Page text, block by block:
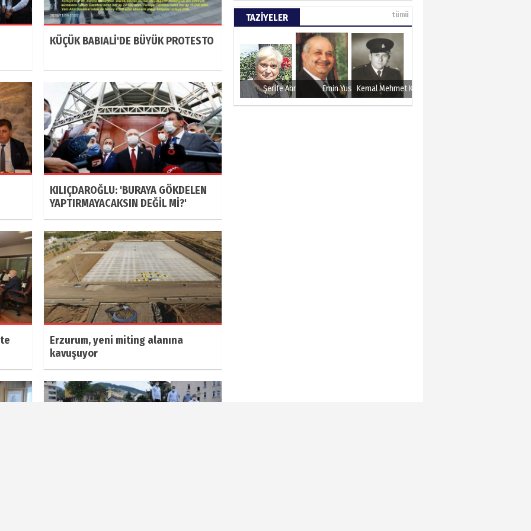
KÜÇÜK BABIALİ'DE BÜYÜK PROTESTO
KILIÇDAROĞLU: 'BURAYA GÖKDELEN
YAPTIRMAYACAKSIN DEĞİL Mİ?'
Erzurum, yeni miting alanına
kavuşuyor
Türkiye tarımla para
kazanır..
60. Yılında 27 Mayıs 1960
SUAY KARAMAN
TAZİYELER tümü
Şerife Ahmet Emin YusufKemal Mehmet Kanmaz